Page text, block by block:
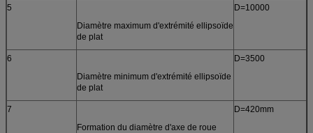
5
Diamètre maximum d'extrémité ellipsoïde
de plat
D=10000
6
Diamètre minimum d'extrémité ellipsoïde
de plat
D=3500
7
Formation du diamètre d'axe de roue
D=420mm